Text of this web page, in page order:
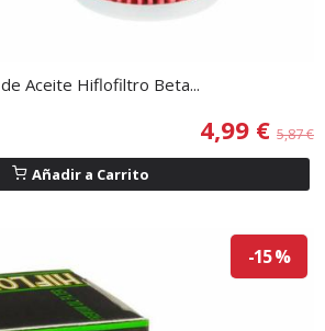
Aceite Hiflofiltro Beta...
4,99 € 5,87 €
Añadir a Carrito
-15 %